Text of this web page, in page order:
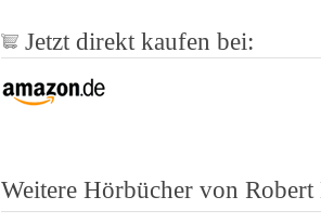
Jetzt direkt kaufen bei:
Weitere Hörbücher von Robert